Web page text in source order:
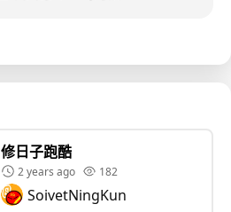
修日子跑酷
2 years ago 182
SoivetNingKun